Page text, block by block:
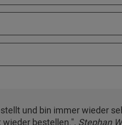
und bin immer wieder
bestellen.", Stephan